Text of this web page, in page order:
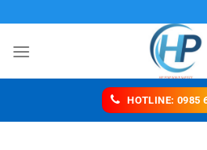
đến
nội
HOTLINE: 0985